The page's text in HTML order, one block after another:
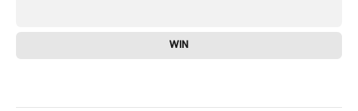
WIN